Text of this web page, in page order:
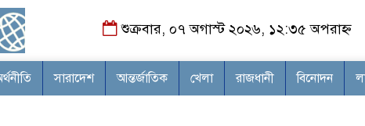
শুক্রবার, ০৭ অগাস্ট ২০২৬, ১২:৩৫ অপরাহ্ন
সারাদেশ আন্তর্জাতিক খেলা রাজধানী বিনোদন